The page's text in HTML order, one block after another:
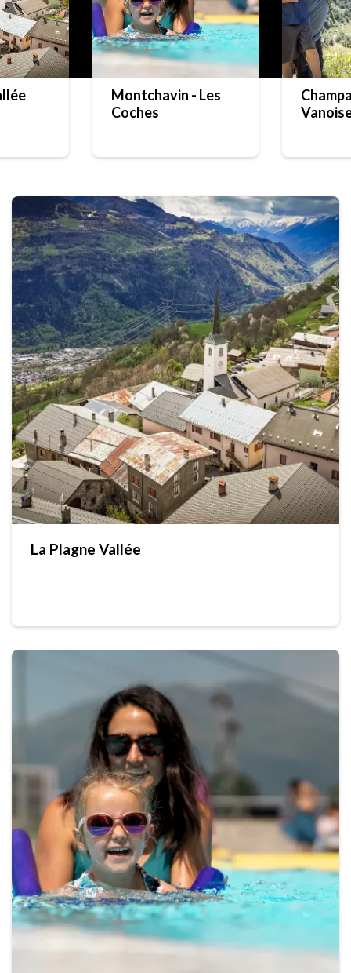
Montchavin - Les
Coches
La Plagne Vallée